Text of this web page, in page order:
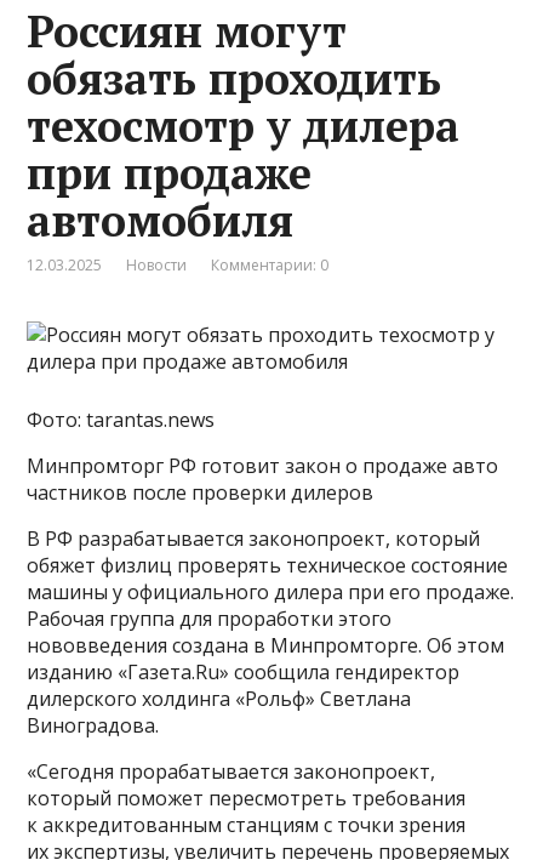
Россиян могут
обязать проходить
техосмотр у дилера
при продаже
автомобиля
12.03.2025 Новости Комментарии: 0
Фото: tarantas.news
Минпромторг РФ готовит закон о продаже авто
частников после проверки дилеров
В РФ разрабатывается законопроект, который
обяжет физлиц проверять техническое состояние
машины у официального дилера при его продаже.
Рабочая группа для проработки этого
нововведения создана в Минпромторге. Об этом
изданию «Газета.Ru» сообщила гендиректор
дилерского холдинга «Рольф» Светлана
Виноградова.
«Сегодня прорабатывается законопроект,
который поможет пересмотреть требования
к аккредитованным станциям с точки зрения
их экспертизы, увеличить перечень проверяемых